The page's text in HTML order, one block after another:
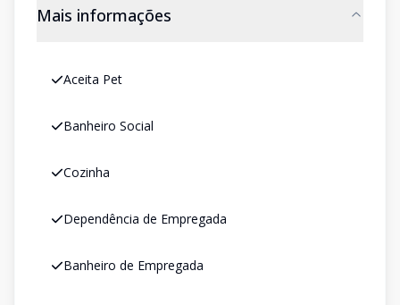
Mais informações
Aceita Pet
Banheiro Social
Cozinha
Dependência de Empregada
Banheiro de Empregada